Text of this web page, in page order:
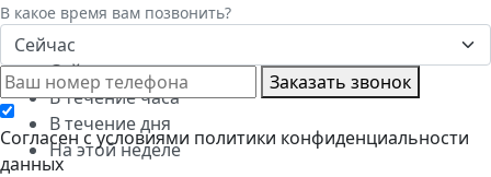
В какое время вам позвонить?
Сейчас
Сейчас
В течение часа
В течение дня
На этой неделе
Заказать звонок
Cогласен с условиями политики конфиденциальности
данных